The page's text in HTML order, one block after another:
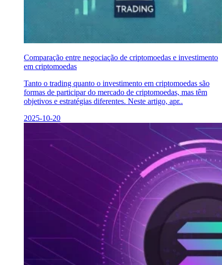
Comparação entre negociação de criptomoedas e investimento
em criptomoedas
Tanto o trading quanto o investimento em criptomoedas são
formas de participar do mercado de criptomoedas, mas têm
objetivos e estratégias diferentes. Neste artigo, apr..
2025-10-20